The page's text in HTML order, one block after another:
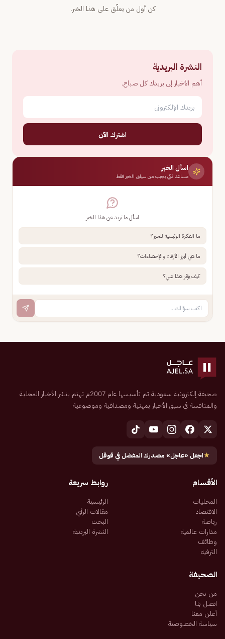
كن أول من يعلّق على هذا الخبر.
النشرة البريدية
أهم الأخبار إلى بريدك كل صباح.
اشترك الآن
اسأل الخبر
مساعد ذكي يجيب من سياق الخبر فقط
اسأل ما تريد عن هذا الخبر
ما الفكرة الرئيسية للخبر؟
ما هي أبرز الأرقام والإحصاءات؟
كيف يؤثر هذا علي؟
صحيفة إلكترونية سعودية تم تأسيسها عام 2007م تهتم بنشر الأخبار المحلية
والمنافسة في سبق الأخبار بمهنية ومصداقية وموضوعية
★اجعل «عاجل» مصدرك المفضل في قوقل
الأقسام
المحليات
الاقتصاد
رياضة
مدارات عالمية
وظائف
الترفيه
روابط سريعة
الرئيسية
مقالات الرأي
البحث
النشرة البريدية
الصحيفة
من نحن
اتصل بنا
أعلن معنا
سياسة الخصوصية